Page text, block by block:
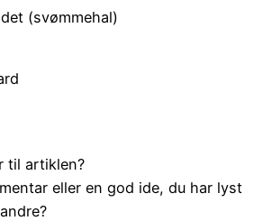
(svømmehal)
til artiklen?
eller en god ide, du har lyst